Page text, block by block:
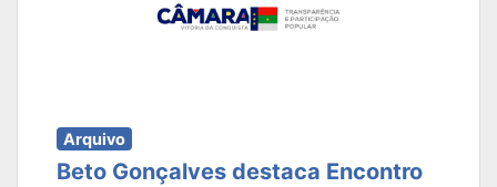
Arquivo
Beto Gonçalves destaca Encontro